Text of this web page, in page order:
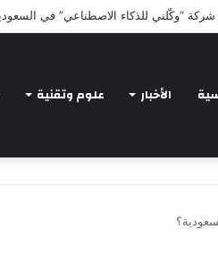
“وكّلني للذكاء الاصطناعي” في
الأخبار علوم وتقنية